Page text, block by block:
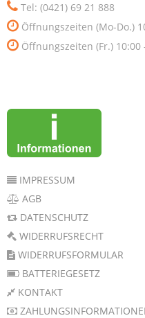
Tel: (0421) 69 21 888
Öffnungszeiten (Mo-Do.)
Öffnungszeiten (Fr.) 10:00
IMPRESSUM
AGB
DATENSCHUTZ
WIDERRUFSRECHT
WIDERRUFSFORMULAR
BATTERIEGESETZ
KONTAKT